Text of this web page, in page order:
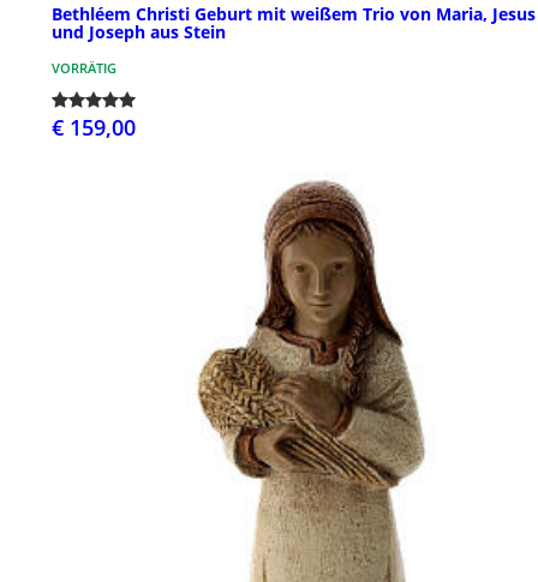
Bethléem Christi Geburt mit weißem Trio von Maria, Jesus
und Joseph aus Stein
VORRÄTIG
€ 159,00